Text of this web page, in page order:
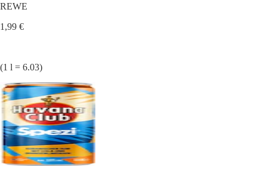
REWE
1,99 €
(1 l = 6.03)